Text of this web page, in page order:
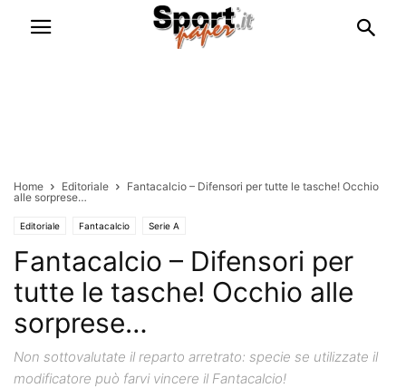
Home Editoriale
Fantacalcio – Difensori per tutte le tasche! Occhio
alle sorprese…
Editoriale Fantacalcio Serie A
Fantacalcio – Difensori per
tutte le tasche! Occhio alle
sorprese…
Non sottovalutate il reparto arretrato: specie se utilizzate il
modificatore può farvi vincere il Fantacalcio!